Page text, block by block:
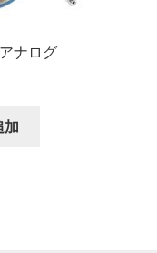
ナログ
加